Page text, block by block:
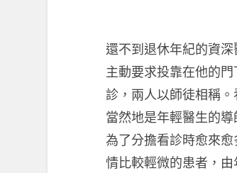
還不到退休年紀的資
主動要求投靠在他的
診，兩人以師徒相稱
當然地是年輕醫生的
為了分擔看診時愈來
情比較輕微的患者，